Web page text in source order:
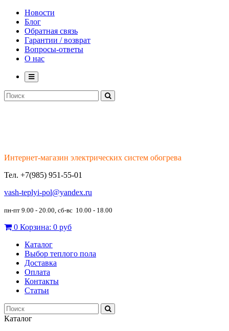
Новости
Блог
Обратная связь
Гарантии / возврат
Вопросы-ответы
О нас
Интернет-магазин электрических систем обогрева
Тел. +7(985) 951-55-01
vash-teplyi-pol@yandex.ru
пн-пт 9.00 - 20.00, сб-вс 10.00 - 18.00
0 Корзина: 0 руб
Каталог
Выбор теплого пола
Доставка
Оплата
Контакты
Статьи
Каталог